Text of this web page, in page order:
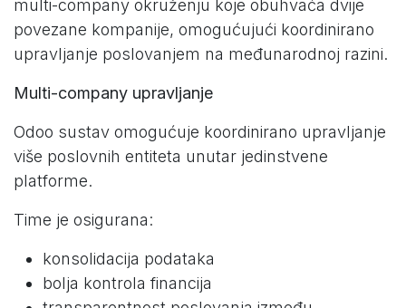
multi-company okruženju koje obuhvaća dvije
povezane kompanije, omogućujući koordinirano
upravljanje poslovanjem na međunarodnoj razini.
Multi-company upravljanje
Odoo sustav omogućuje koordinirano upravljanje
više poslovnih entiteta unutar jedinstvene
platforme.
Time je osigurana:
konsolidacija podataka
bolja kontrola financija